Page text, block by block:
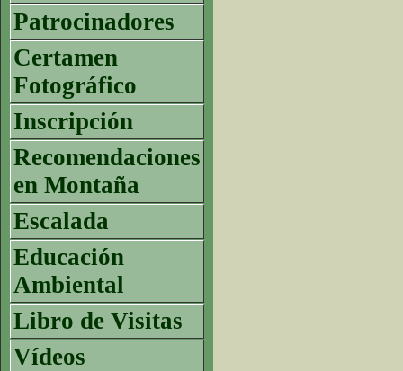
Patrocinadores
Certamen
Fotográfico
Inscripción
Recomendaciones
en Montaña
Escalada
Educación
Ambiental
Libro de Visitas
Vídeos